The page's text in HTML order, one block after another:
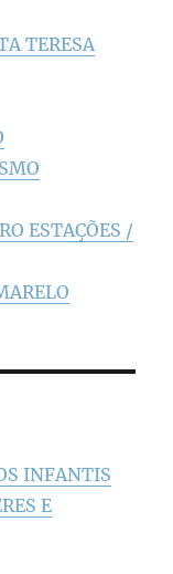
TERESA
ESTAÇÕES /
INFANTIS
E